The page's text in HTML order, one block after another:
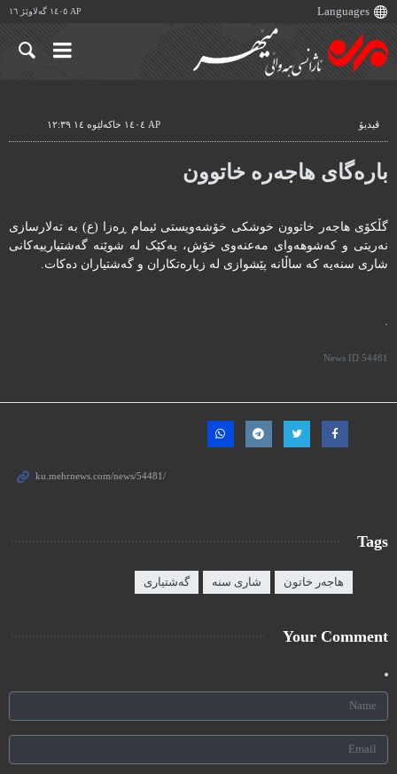
AP ١٤٠٥ گەلاوێژ ١٦
ڤیدیۆ AP ١٤٠٤ خاکەلێوە ١٤ ١٢:٣٩
بارەگای هاجەرە خاتوون
گڵکۆی هاجەر خاتوون خوشکی خۆشەویستی ئیمام ڕەزا (ع) بە تەلارسازی
نەریتی و کەشوهەوای مەعنەوی خۆش، یەکێک لە شوێنە گەشتیارییەکانی
شاری سنەیە کە ساڵانە پێشوازی لە زیارەتکاران و گەشتیاران دەکات.
.
News ID 54481
Tags
هاجەر خاتون شاری سنە گەشتیاری
Your Comment